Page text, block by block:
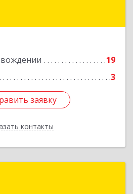
19
3
заявку
контакты
обл, Фрязино г, Заводской
заявку
Назад